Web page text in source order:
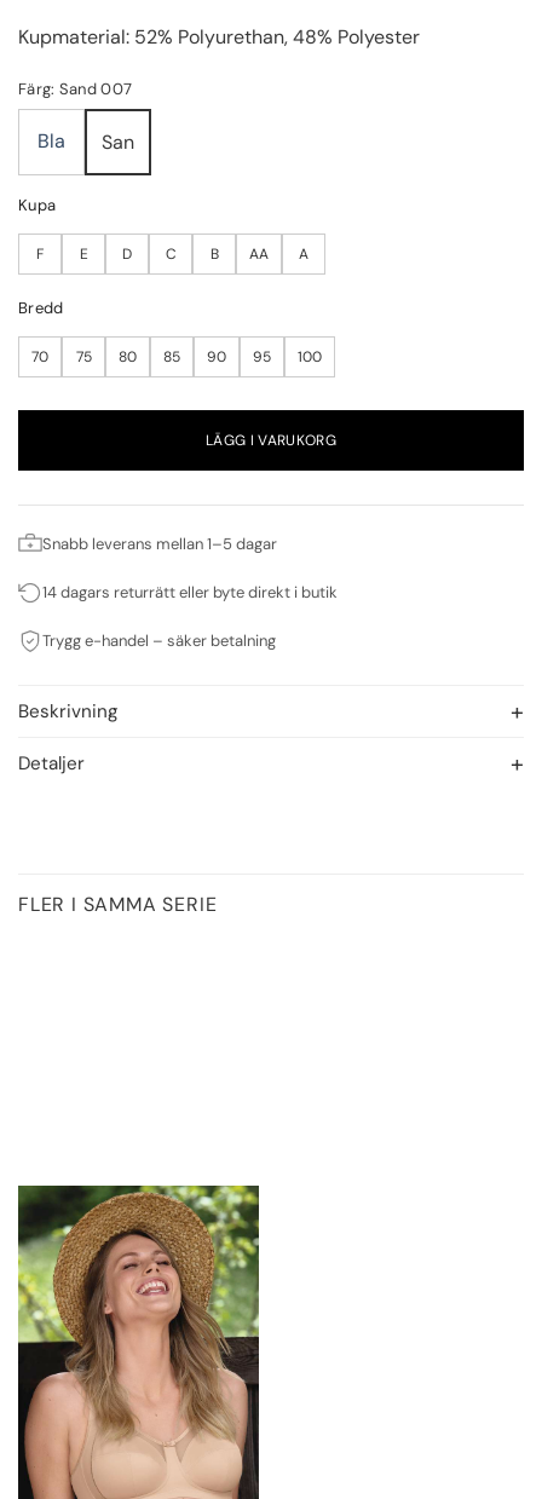
Kupmaterial: 52% Polyurethan, 48% Polyester
Färg: Sand 007
Bla San
Kupa
F E D C B AA A
Bredd
70 75 80 85 90 95 100
LÄGG I VARUKORG
Snabb leverans mellan 1–5 dagar
14 dagars returrätt eller byte direkt i butik
Trygg e-handel – säker betalning
Beskrivning
Detaljer
FLER I SAMMA SERIE